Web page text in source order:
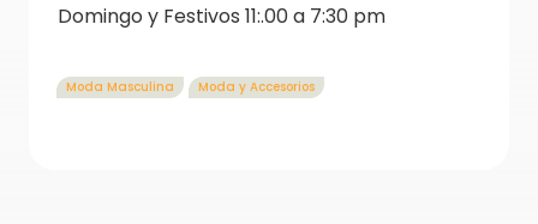
Domingo y Festivos 11:.00 a 7:30 pm
Moda Masculina Moda y Accesorios